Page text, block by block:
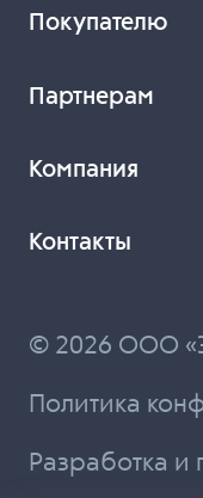
Покупателю
Партнерам
Компания
Контакты
© 2026 ООО
Политика
Разработка